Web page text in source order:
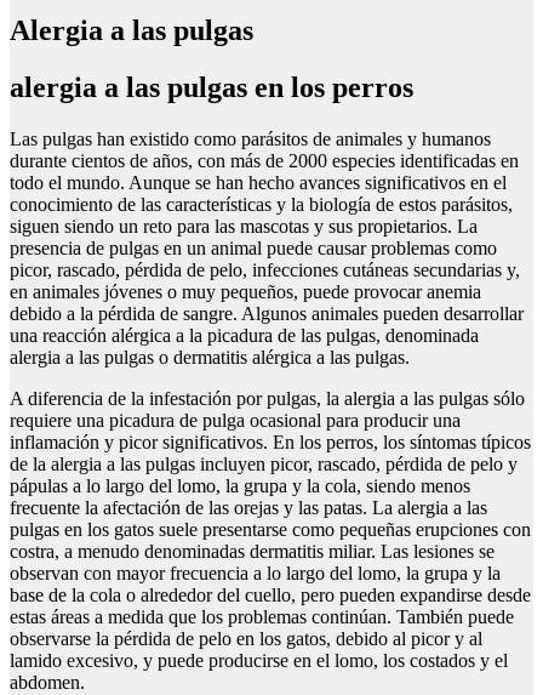
Alergia a las pulgas
alergia a las pulgas en los perros
Las pulgas han existido como parásitos de animales y humanos
durante cientos de años, con más de 2000 especies identificadas en
todo el mundo. Aunque se han hecho avances significativos en el
conocimiento de las características y la biología de estos parásitos,
siguen siendo un reto para las mascotas y sus propietarios. La
presencia de pulgas en un animal puede causar problemas como
picor, rascado, pérdida de pelo, infecciones cutáneas secundarias y,
en animales jóvenes o muy pequeños, puede provocar anemia
debido a la pérdida de sangre. Algunos animales pueden desarrollar
una reacción alérgica a la picadura de las pulgas, denominada
alergia a las pulgas o dermatitis alérgica a las pulgas.
A diferencia de la infestación por pulgas, la alergia a las pulgas sólo
requiere una picadura de pulga ocasional para producir una
inflamación y picor significativos. En los perros, los síntomas típicos
de la alergia a las pulgas incluyen picor, rascado, pérdida de pelo y
pápulas a lo largo del lomo, la grupa y la cola, siendo menos
frecuente la afectación de las orejas y las patas. La alergia a las
pulgas en los gatos suele presentarse como pequeñas erupciones con
costra, a menudo denominadas dermatitis miliar. Las lesiones se
observan con mayor frecuencia a lo largo del lomo, la grupa y la
base de la cola o alrededor del cuello, pero pueden expandirse desde
estas áreas a medida que los problemas continúan. También puede
observarse la pérdida de pelo en los gatos, debido al picor y al
lamido excesivo, y puede producirse en el lomo, los costados y el
abdomen.